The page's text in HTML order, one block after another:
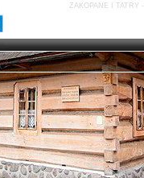
ZAKOPANE I TATRY